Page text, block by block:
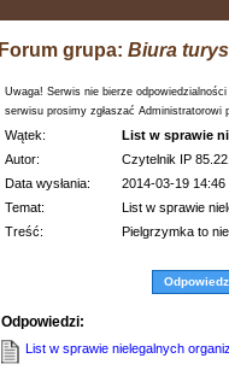
Forum grupa: Biura
Uwaga! Serwis nie bierze
serwisu prosimy zgłaszać Administratorowi
Wątek:
List w sprawie
Autor:
Czytelnik IP
Data wysłania:
2014-03-19 14:46
Temat:
List w sprawie
Treść:
Pielgrzymka to
Odpowiedz
Odpowiedzi:
List w sprawie nielegalnych